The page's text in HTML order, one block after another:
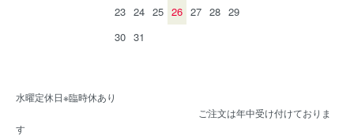
23 24 25 26 27 28 29
30 31
水曜定休日※臨時休あり
ご注文は年中受け付けておりま
す